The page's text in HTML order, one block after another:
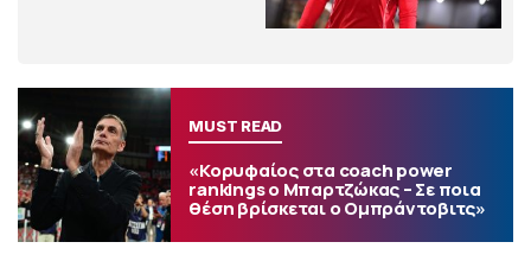
MUST READ
«Κορυφαίος στα coach power
rankings ο Μπαρτζώκας – Σε ποια
θέση βρίσκεται ο Ομπράντοβιτς»